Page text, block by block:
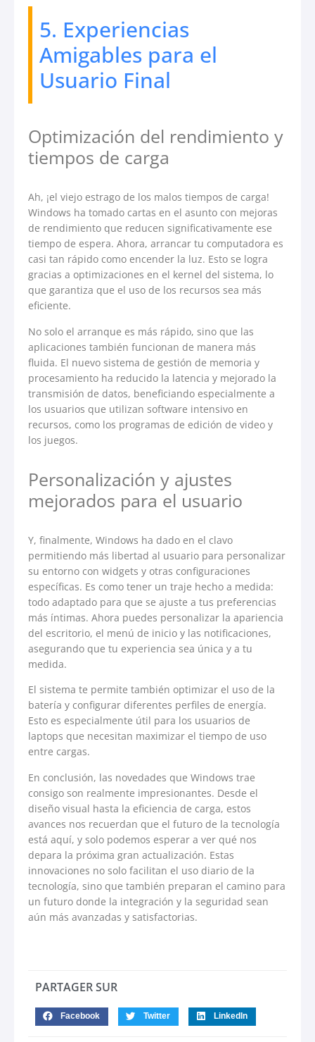
5. Experiencias
Amigables para el
Usuario Final
Optimización del rendimiento y
tiempos de carga
Ah, ¡el viejo estrago de los malos tiempos de carga!
Windows ha tomado cartas en el asunto con mejoras
de rendimiento que reducen significativamente ese
tiempo de espera. Ahora, arrancar tu computadora es
casi tan rápido como encender la luz. Esto se logra
gracias a optimizaciones en el kernel del sistema, lo
que garantiza que el uso de los recursos sea más
eficiente.
No solo el arranque es más rápido, sino que las
aplicaciones también funcionan de manera más
fluida. El nuevo sistema de gestión de memoria y
procesamiento ha reducido la latencia y mejorado la
transmisión de datos, beneficiando especialmente a
los usuarios que utilizan software intensivo en
recursos, como los programas de edición de video y
los juegos.
Personalización y ajustes
mejorados para el usuario
Y, finalmente, Windows ha dado en el clavo
permitiendo más libertad al usuario para personalizar
su entorno con widgets y otras configuraciones
específicas. Es como tener un traje hecho a medida:
todo adaptado para que se ajuste a tus preferencias
más íntimas. Ahora puedes personalizar la apariencia
del escritorio, el menú de inicio y las notificaciones,
asegurando que tu experiencia sea única y a tu
medida.
El sistema te permite también optimizar el uso de la
batería y configurar diferentes perfiles de energía.
Esto es especialmente útil para los usuarios de
laptops que necesitan maximizar el tiempo de uso
entre cargas.
En conclusión, las novedades que Windows trae
consigo son realmente impresionantes. Desde el
diseño visual hasta la eficiencia de carga, estos
avances nos recuerdan que el futuro de la tecnología
está aquí, y solo podemos esperar a ver qué nos
depara la próxima gran actualización. Estas
innovaciones no solo facilitan el uso diario de la
tecnología, sino que también preparan el camino para
un futuro donde la integración y la seguridad sean
aún más avanzadas y satisfactorias.
PARTAGER SUR
Facebook Twitter LinkedIn